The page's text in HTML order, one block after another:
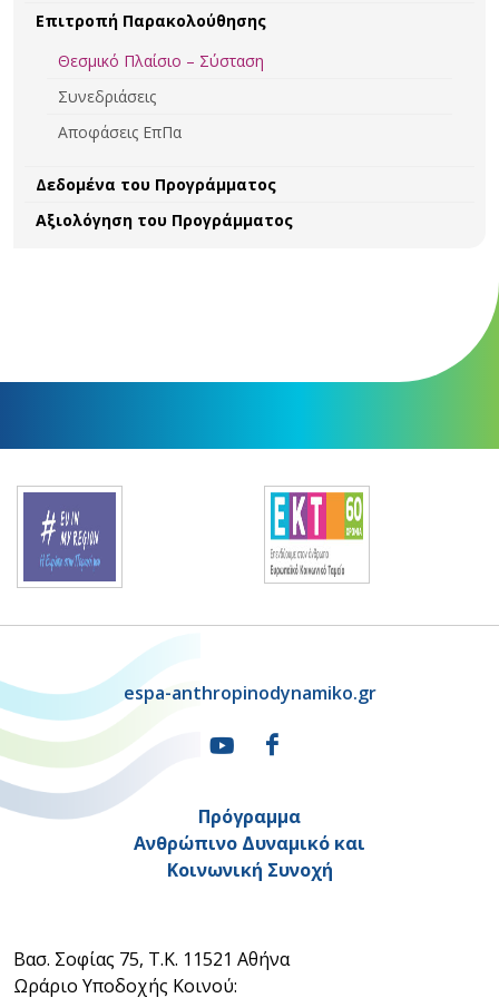
Επιτροπή Παρακολούθησης
Θεσμικό Πλαίσιο – Σύσταση
Συνεδριάσεις
Αποφάσεις ΕπΠα
Δεδομένα του Προγράμματος
Αξιολόγηση του Προγράμματος
espa-anthropinodynamiko.gr
Βασ. Σοφίας 75, Τ.Κ. 11521 Αθήνα
Ωράριο Υποδοχής Κοινού:
Πρόγραμμα
Ανθρώπινο Δυναμικό και
Κοινωνική Συνοχή